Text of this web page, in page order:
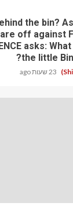
the bin?
off against
asks:
the little
23 שעות ago